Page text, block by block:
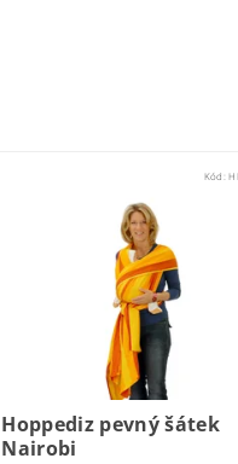
Kód:
Hoppediz pevný šátek
Nairobi